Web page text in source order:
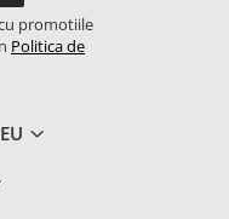
promotiile
Politica de